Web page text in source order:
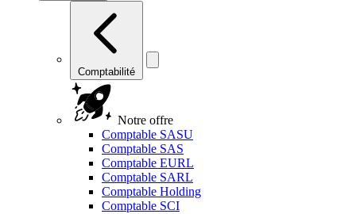
Comptabilité
Notre offre
Comptable SASU
Comptable SAS
Comptable EURL
Comptable SARL
Comptable Holding
Comptable SCI